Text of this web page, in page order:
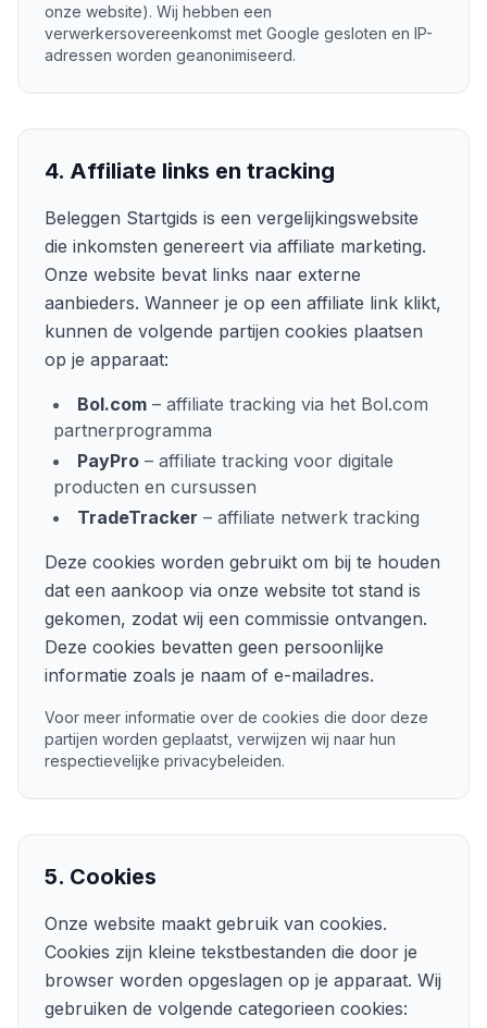
onze website). Wij hebben een
verwerkersovereenkomst met Google gesloten en IP-
adressen worden geanonimiseerd.
4. Affiliate links en tracking
Beleggen Startgids is een vergelijkingswebsite
die inkomsten genereert via affiliate marketing.
Onze website bevat links naar externe
aanbieders. Wanneer je op een affiliate link klikt,
kunnen de volgende partijen cookies plaatsen
op je apparaat:
Bol.com – affiliate tracking via het Bol.com
partnerprogramma
PayPro – affiliate tracking voor digitale
producten en cursussen
TradeTracker – affiliate netwerk tracking
Deze cookies worden gebruikt om bij te houden
dat een aankoop via onze website tot stand is
gekomen, zodat wij een commissie ontvangen.
Deze cookies bevatten geen persoonlijke
informatie zoals je naam of e-mailadres.
Voor meer informatie over de cookies die door deze
partijen worden geplaatst, verwijzen wij naar hun
respectievelijke privacybeleiden.
5. Cookies
Onze website maakt gebruik van cookies.
Cookies zijn kleine tekstbestanden die door je
browser worden opgeslagen op je apparaat. Wij
gebruiken de volgende categorieen cookies: